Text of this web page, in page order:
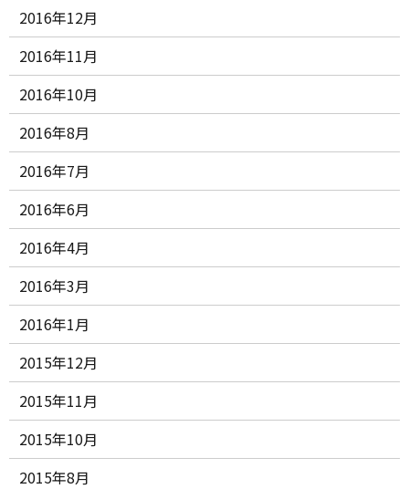
2016年12月
2016年11月
2016年10月
2016年8月
2016年7月
2016年6月
2016年4月
2016年3月
2016年1月
2015年12月
2015年11月
2015年10月
2015年8月